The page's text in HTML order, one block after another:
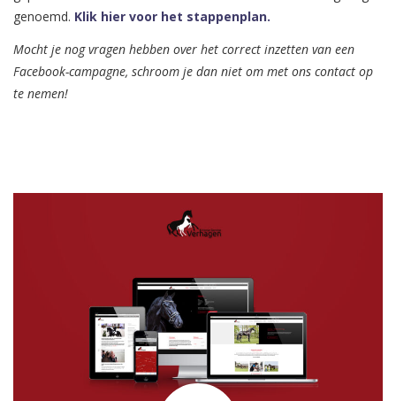
genoemd. Klik hier voor het stappenplan.
Mocht je nog vragen hebben over het correct inzetten van een
Facebook-campagne, schroom je dan niet om met ons contact op
te nemen!